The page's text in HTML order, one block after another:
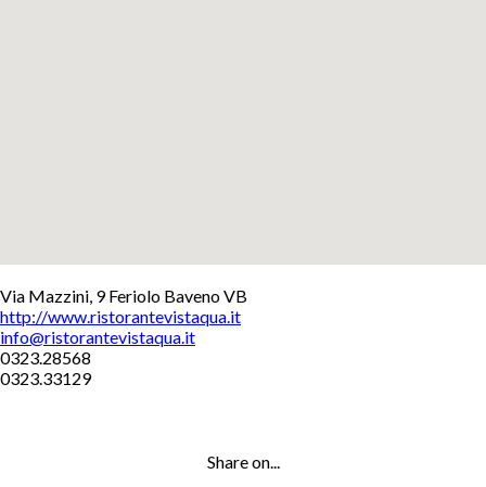
+
−
Via Mazzini, 9 Feriolo Baveno VB
http://www.ristorantevistaqua.it
info@ristorantevistaqua.it
0323.28568
0323.33129
Share on...